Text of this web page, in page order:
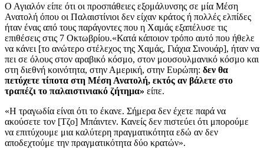
Ο Αγιαλόν είπε ότι οι προσπάθειες εξομάλυνσης σε μία Μέση
Ανατολή όπου οι Παλαιστίνιοι δεν είχαν κράτος ή πολλές ελπίδες
ήταν ένας από τους παράγοντες που η Χαμάς εξαπέλυσε τις
επιθέσεις στις 7 Οκτωβρίου.«Κατά κάποιον τρόπο αυτό που ήθελε
να κάνει [το ανώτερο στέλεχος της Χαμάς, Γιάχια Σινουάρ], ήταν να
πει σε όλους στον αραβικό κόσμο, στον μουσουλμανικό κόσμο και
στη διεθνή κοινότητα, στην Αμερική, στην Ευρώπη: δεν θα
πετύχετε τίποτα στη Μέση Ανατολή, εκτός αν βάλετε στο
τραπέζι το παλαιστινιακό ζήτημα» είπε.
«Η τραγωδία είναι ότι το έκανε. Σήμερα δεν έχετε παρά να
ακούσετε τον [Τζο] Μπάιντεν. Κανείς δεν πιστεύει ότι μπορούμε
να επιτύχουμε μια καλύτερη πραγματικότητα εδώ αν δεν
αποδεχτούμε την πραγματικότητα δύο κρατών».